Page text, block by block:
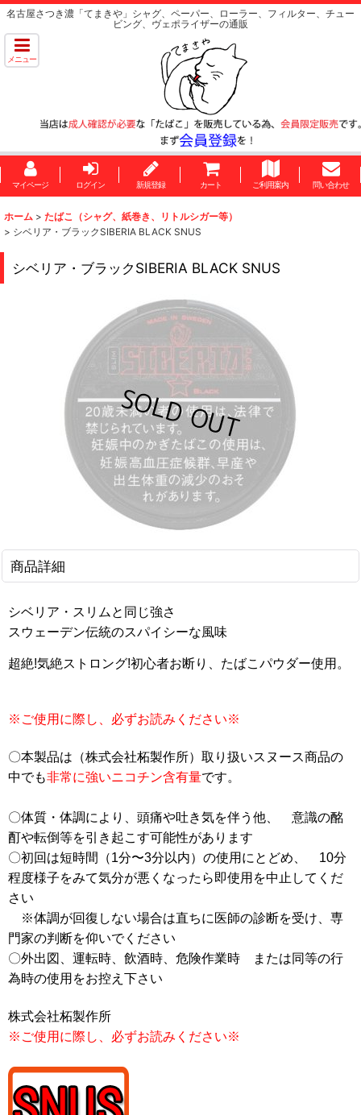
名古屋さつき濃「てまきや」シャグ、ペーパー、ローラー、フィルター、チュー
ビング、ヴェポライザーの通販
メニュー
マイページ ログイン 新規登録 カート ご利用案内 問い合わせ
ホーム > たばこ（シャグ、紙巻き、リトルシガー等）
> シベリア・ブラックSIBERIA BLACK SNUS
シベリア・ブラックSIBERIA BLACK SNUS
商品詳細
シベリア・スリムと同じ強さ
スウェーデン伝統のスパイシーな風味
超絶!気絶ストロング!初心者お断り、たばこパウダー使用。
※ご使用に際し、必ずお読みください※
〇本製品は（株式会社柘製作所）取り扱いスヌース商品の
中でも非常に強いニコチン含有量です。
〇体質・体調により、頭痛や吐き気を伴う他、
意識の酩
酊や転倒等を引き起こす可能性があります
〇初回は短時間（1分〜3分以内）の使用にとどめ、
10分
程度様子をみて気分が悪くなったら即使用を中止してくだ
さい
※体調が回復しない場合は直ちに医師の診断を受け、専
門家の判断を仰いでください
〇外出図、運転時、飲酒時、危険作業時 または同等の行
為時の使用をお控え下さい
株式会社柘製作所
※ご使用に際し、必ずお読みください※